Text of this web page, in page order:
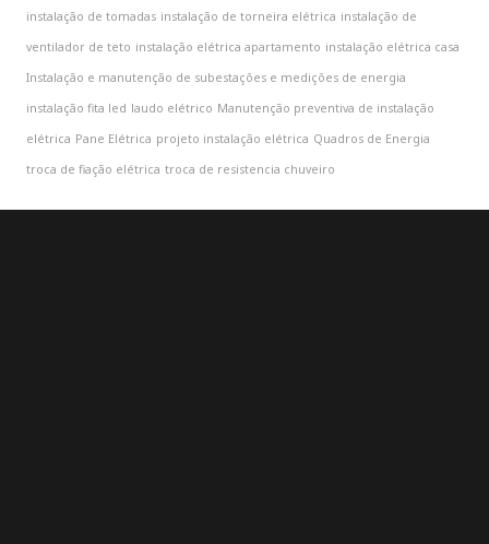
instalação de tomadas instalação de torneira elétrica instalação de
ventilador de teto instalação elétrica apartamento instalação elétrica casa
Instalação e manutenção de subestações e medições de energia
instalação fita led laudo elétrico Manutenção preventiva de instalação
elétrica Pane Elétrica projeto instalação elétrica Quadros de Energia
troca de fiação elétrica troca de resistencia chuveiro